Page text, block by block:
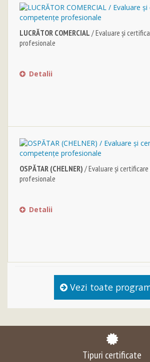
LUCRĂTOR COMERCIAL / Evaluare şi
profesionale
Detalii
OSPĂTAR (CHELNER) / Evaluare şi
profesionale
Detalii
Vezi toate
Tipuri certificate